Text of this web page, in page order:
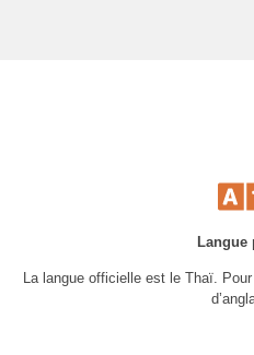
Langue
La langue officielle est le Thaï.